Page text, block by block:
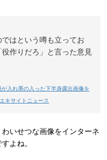
はという噂も立ってお
作りだろ」と言った意見
入れ墨の入った下半身露出画像を
キサイトニュース
いせつな画像をインターネ
よね。